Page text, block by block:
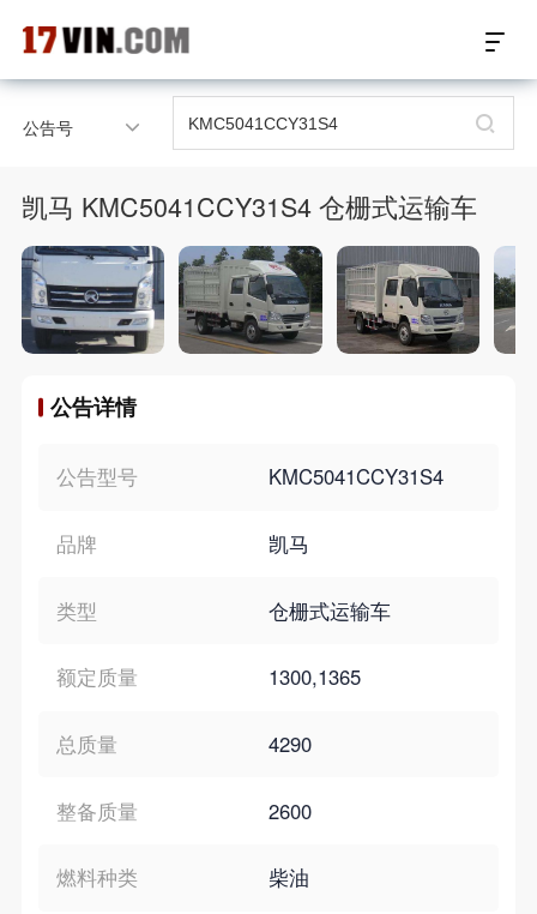
17VIN车架号查询首页
汽配产品车型适配
汽配产品电子目录
微信群智能客服
个性化私人定制
公告号
凯马 KMC5041CCY31S4 仓栅式运输车
公告详情
公告型号 KMC5041CCY31S4
品牌 凯马
类型 仓栅式运输车
额定质量 1300,1365
总质量 4290
整备质量 2600
燃料种类 柴油